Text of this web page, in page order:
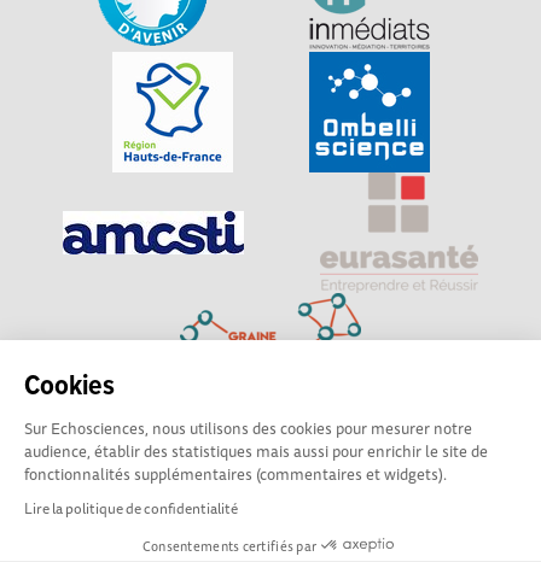
Cookies
Sur Echosciences, nous utilisons des cookies pour mesurer notre
audience, établir des statistiques mais aussi pour enrichir le site de
fonctionnalités supplémentaires (commentaires et widgets).
Lire la politique de confidentialité
Consentements certifiés par
Explorer, s’exprimer, rentrer en contact : Echosciences
Hauts-de-France est le réseau social des amateurs de
sciences et de technologies du territoire
Mentions légales|Politique de confidentialité